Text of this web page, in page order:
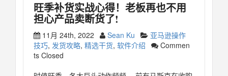
旺季补货实战心得！老板再也不用
担心产品卖断货了!
11月 24th, 2022 Sean Ku
亚马逊操作
技巧, 发货攻略, 精选干货, 软件介绍
Commen
ts Closed